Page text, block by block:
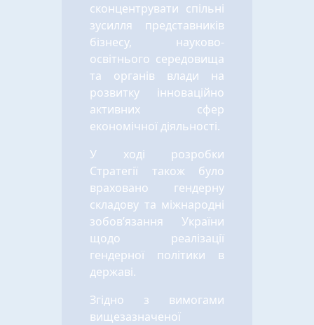
сконцентрувати спільні
зусилля представників
бізнесу, науково-
освітнього середовища
та органів влади на
розвитку інноваційно
активних сфер
економічної діяльності.
У ході розробки
Стратегії також було
враховано гендерну
складову та міжнародні
зобов’язання України
щодо реалізації
гендерної політики в
державі.
Згідно з вимогами
вищезазначеної